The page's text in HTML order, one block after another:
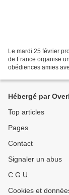
Le mardi 25 février
de France organise
obédiences amies
Hébergé par
Top articles
Pages
Contact
Signaler un abus
C.G.U.
Cookies et